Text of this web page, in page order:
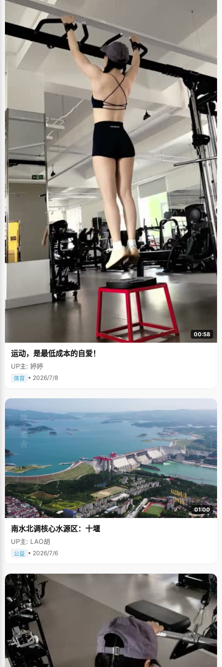
00:58
运动，是最低成本的自爱！
UP主: 婷婷
体育 • 2026/7/8
01:00
南水北调核心水源区：十堰
UP主: LAO胡
公益 • 2026/7/6